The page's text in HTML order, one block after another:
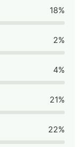
18%
2%
4%
21%
22%